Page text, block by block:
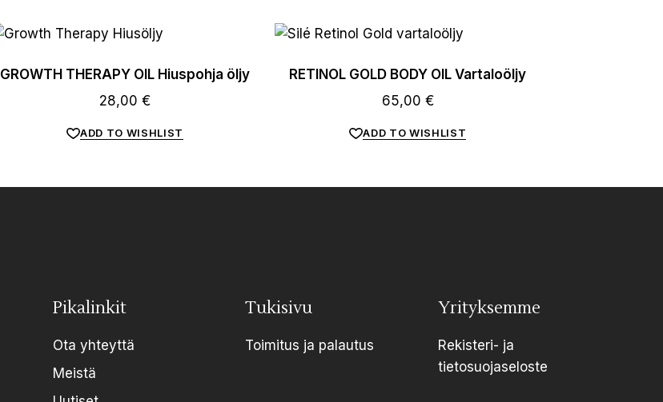
GROWTH THERAPY OIL Hiuspohja öljy
28,00 €
ADD TO WISHLIST
RETINOL GOLD BODY OIL Vartaloöljy
65,00 €
ADD TO WISHLIST
Pikalinkit
Ota yhteyttä
Meistä
Tukisivu
Toimitus ja palautus
Yrityksemme
Rekisteri- ja
tietosuojaseloste